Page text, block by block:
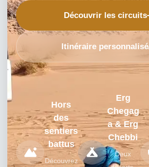
Découvrir les circuits
Itinéraire personnalisé
Hors
des
sentiers
battus
Découvrez
Erg
Chegag
a & Erg
Chebbi
Deux